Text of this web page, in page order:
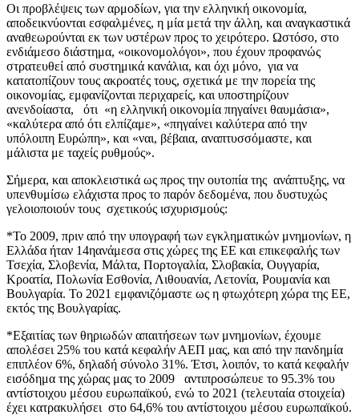
Οι προβλέψεις των αρμοδίων, για την ελληνική οικονομία,
αποδεικνύονται εσφαλμένες, η μία μετά την άλλη, και αναγκαστικά
αναθεωρούνται εκ των υστέρων προς το χειρότερο. Ωστόσο, στο
ενδιάμεσο διάστημα, «οικονομολόγοι», που έχουν προφανώς
στρατευθεί από συστημικά κανάλια, και όχι μόνο, για να
κατατοπίζουν τους ακροατές τους, σχετικά με την πορεία της
οικονομίας, εμφανίζονται περιχαρείς, και υποστηρίζουν
ανενδοίαστα, ότι «η ελληνική οικονομία πηγαίνει θαυμάσια»,
«καλύτερα από ότι ελπίζαμε», «πηγαίνει καλύτερα από την
υπόλοιπη Ευρώπη», και «ναι, βέβαια, αναπτυσσόμαστε, και
μάλιστα με ταχείς ρυθμούς».
Σήμερα, και αποκλειστικά ως προς την ουτοπία της ανάπτυξης, να
υπενθυμίσω ελάχιστα προς το παρόν δεδομένα, που δυστυχώς
γελοιοποιούν τους σχετικούς ισχυρισμούς:
*Το 2009, πριν από την υπογραφή των εγκληματικών μνημονίων, η
Ελλάδα ήταν 14ηανάμεσα στις χώρες της ΕΕ και επικεφαλής των
Τσεχία, Σλοβενία, Μάλτα, Πορτογαλία, Σλοβακία, Ουγγαρία,
Κροατία, Πολωνία Εσθονία, Λιθουανία, Λετονία, Ρουμανία και
Βουλγαρία. Το 2021 εμφανιζόμαστε ως η φτωχότερη χώρα της ΕΕ,
εκτός της Βουλγαρίας.
*Εξαιτίας των θηριωδών απαιτήσεων των μνημονίων, έχουμε
απολέσει 25% του κατά κεφαλήν ΑΕΠ μας, και από την πανδημία
επιπλέον 6%, δηλαδή σύνολο 31%. Έτσι, λοιπόν, το κατά κεφαλήν
εισόδημα της χώρας μας το 2009 αντιπροσώπευε το 95.3% του
αντίστοιχου μέσου ευρωπαϊκού, ενώ το 2021 (τελευταία στοιχεία)
έχει κατρακυλήσει στο 64,6% του αντίστοιχου μέσου ευρωπαϊκού.